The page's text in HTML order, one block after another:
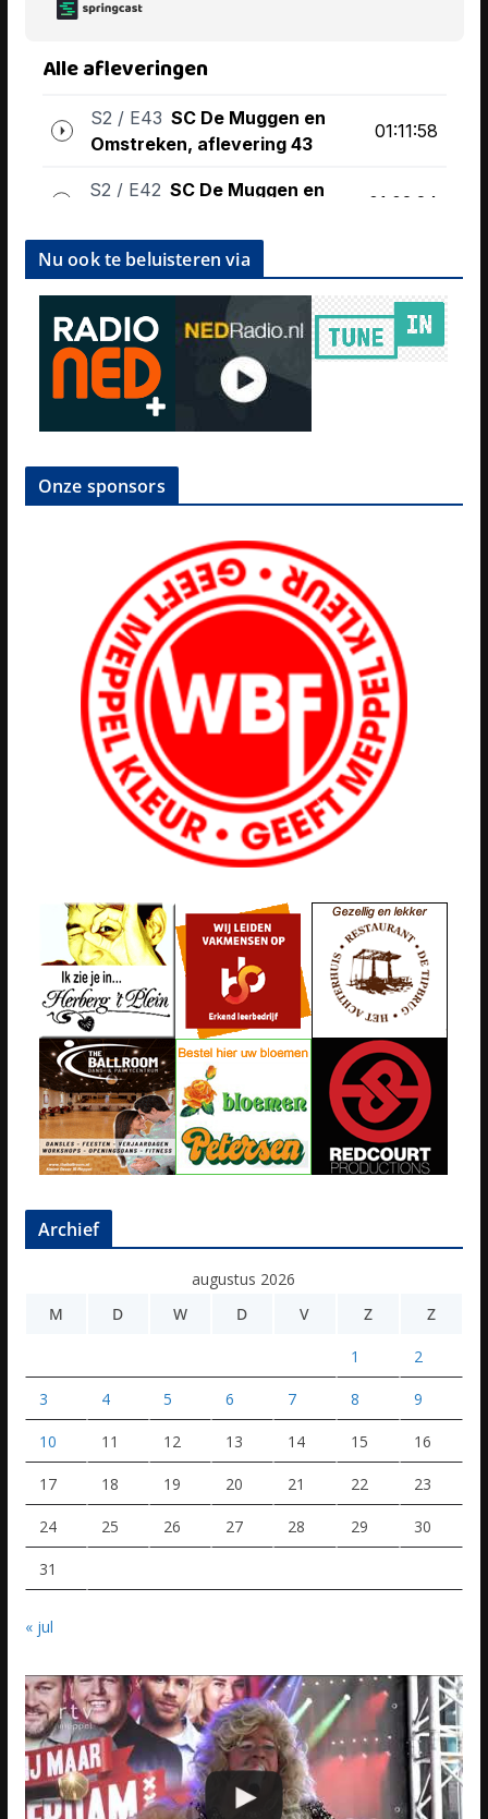
Nu ook te beluisteren via
Onze sponsors
Archief
augustus 2026
M
D W D V Z Z
1 2
3 4 5 6 7 8 9
10 11 12 13 14 15 16
17 18 19 20 21 22 23
24 25 26 27 28 29 30
31
« jul